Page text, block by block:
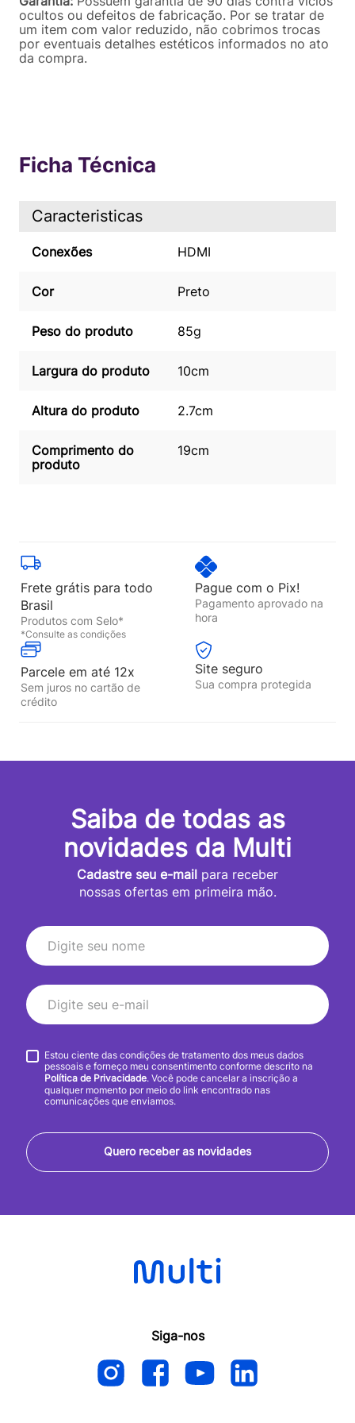
ocultos ou defeitos de fabricação. Por se tratar de
um item com valor reduzido, não cobrimos trocas
por eventuais detalhes estéticos informados no ato
da compra.
Ficha Técnica
Caracteristicas
Conexões HDMI
Cor Preto
Peso do produto 85g
Largura do produto 10cm
Altura do produto 2.7cm
Comprimento do
produto
19cm
Frete grátis para todo
Brasil
Produtos com Selo*
*Consulte as condições
Pague com o Pix!
Pagamento aprovado na
hora
Parcele em até 12x
Sem juros no cartão de
crédito
Site seguro
Sua compra protegida
Saiba de todas as
novidades da Multi
Cadastre seu e-mail para receber
nossas ofertas em primeira mão.
Quero receber as novidades
Estou ciente das condições de tratamento dos meus dados
pessoais e forneço meu consentimento conforme descrito na
Política de Privacidade. Você pode cancelar a inscrição a
qualquer momento por meio do link encontrado nas
comunicações que enviamos.
Siga-nos